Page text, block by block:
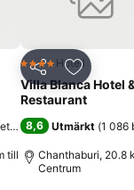
Favoriter
)
till
Dela Lägg till
4 StjärnorHotell
Villa Blanca Hotel
Restaurant
8,6 Utmärkt (1 086
Chanthaburi, 20.8
Centrum